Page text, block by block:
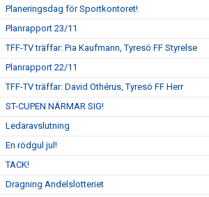
Planeringsdag för Sportkontoret!
Planrapport 23/11
TFF-TV träffar: Pia Kaufmann, Tyresö FF Styrelse
Planrapport 22/11
TFF-TV träffar: David Othérus, Tyresö FF Herr
ST-CUPEN NÄRMAR SIG!
Ledaravslutning
En rödgul jul!
TACK!
Dragning Andelslotteriet